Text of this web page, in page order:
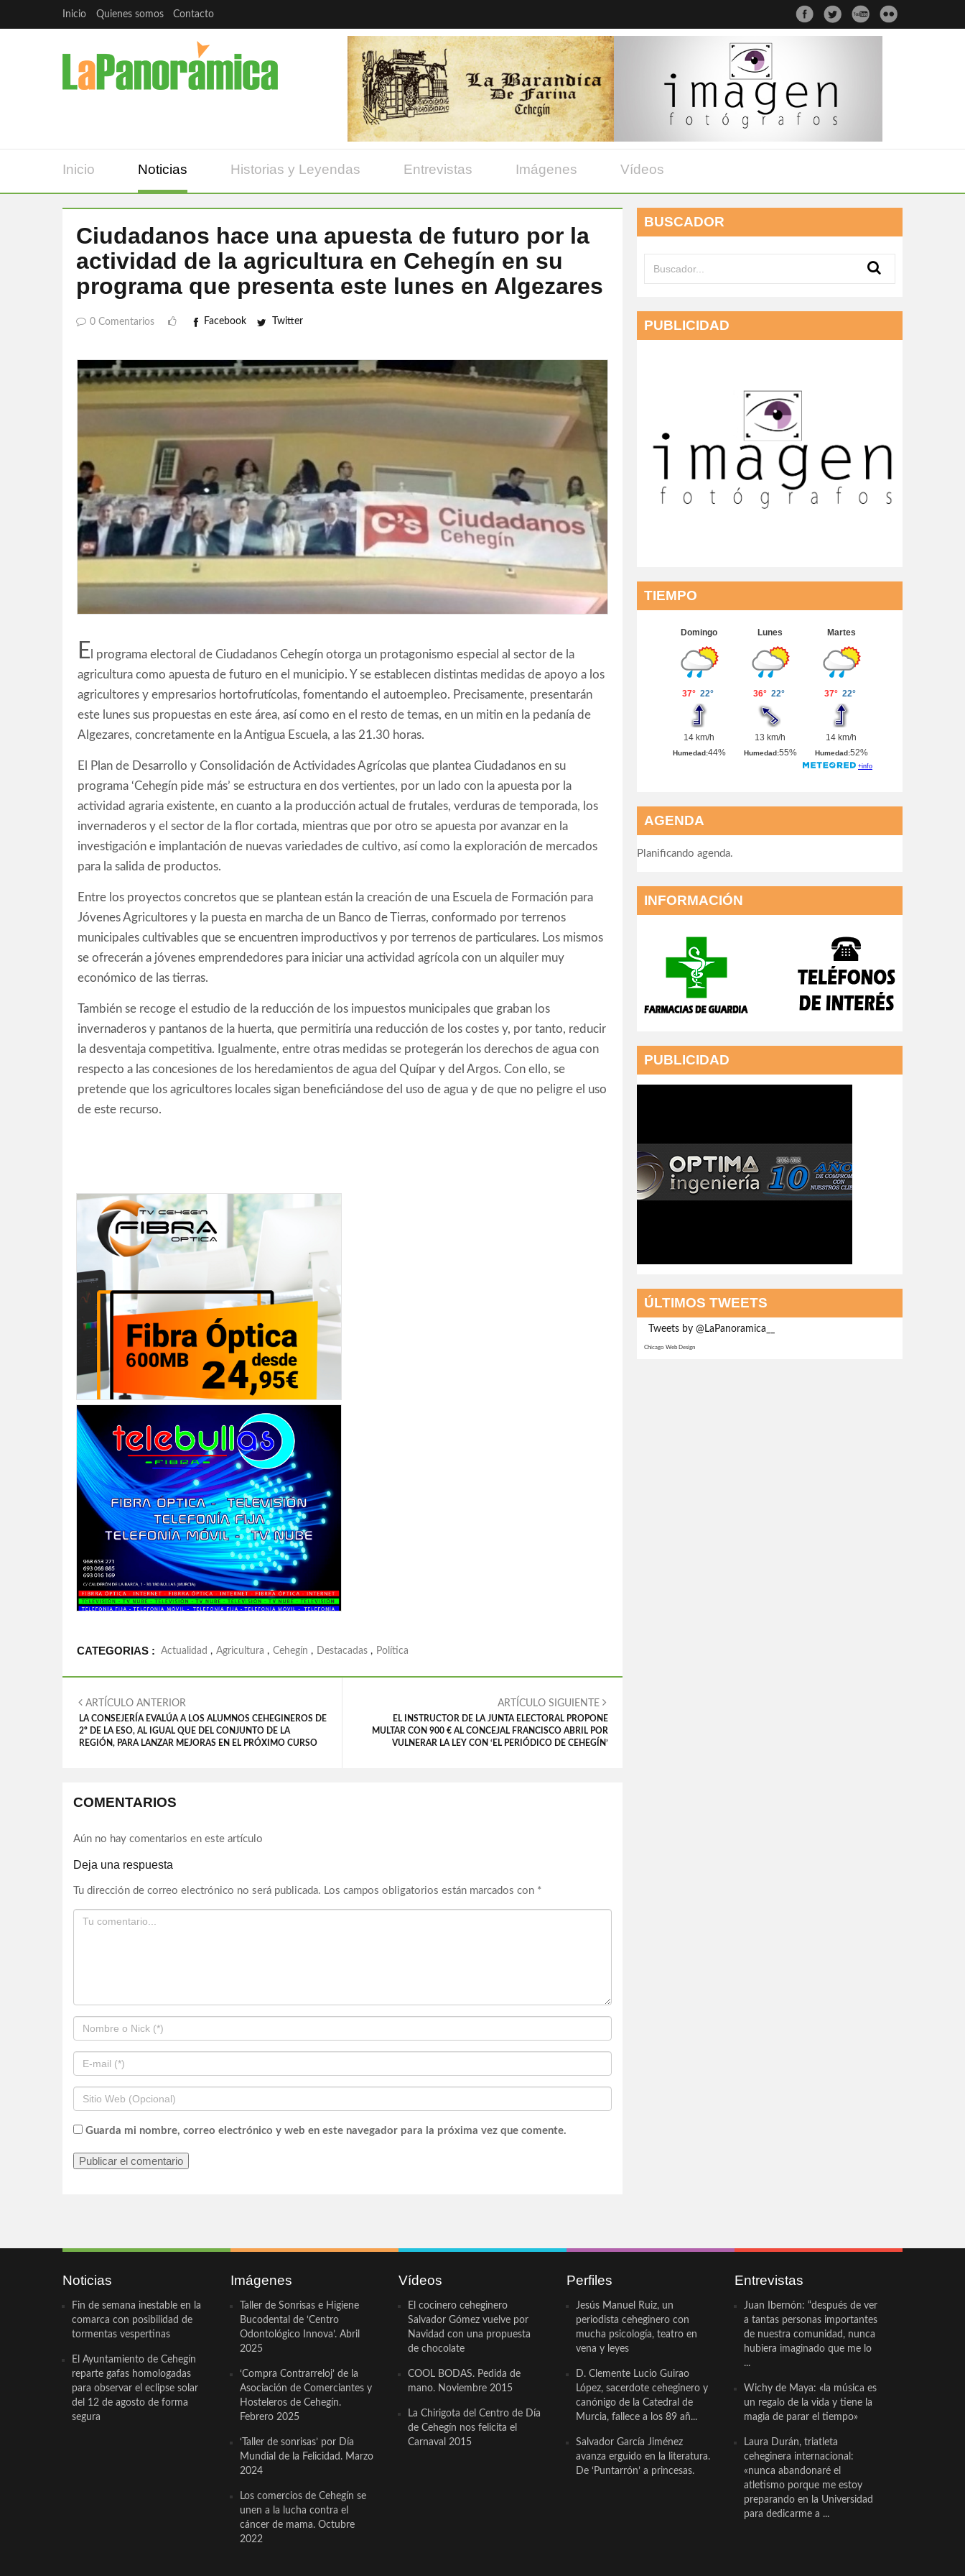
Inicio Quienes somos Contacto
Inicio Noticias Historias y Leyendas Entrevistas Imágenes Vídeos
Ciudadanos hace una apuesta de futuro por la
actividad de la agricultura en Cehegín en su
programa que presenta este lunes en Algezares
0 Comentarios Facebook Twitter
E l programa electoral de Ciudadanos Cehegín otorga un protagonismo especial al sector de la
agricultura como apuesta de futuro en el municipio. Y se establecen distintas medidas de apoyo a los
agricultores y empresarios hortofrutícolas, fomentando el autoempleo. Precisamente, presentarán
este lunes sus propuestas en este área, así como en el resto de temas, en un mitin en la pedanía de
Algezares, concretamente en la Antigua Escuela, a las 21.30 horas.
El Plan de Desarrollo y Consolidación de Actividades Agrícolas que plantea Ciudadanos en su
programa ‘Cehegín pide más’ se estructura en dos vertientes, por un lado con la apuesta por la
actividad agraria existente, en cuanto a la producción actual de frutales, verduras de temporada, los
invernaderos y el sector de la flor cortada, mientras que por otro se apuesta por avanzar en la
investigación e implantación de nuevas variedades de cultivo, así como la exploración de mercados
para la salida de productos.
Entre los proyectos concretos que se plantean están la creación de una Escuela de Formación para
Jóvenes Agricultores y la puesta en marcha de un Banco de Tierras, conformado por terrenos
municipales cultivables que se encuentren improductivos y por terrenos de particulares. Los mismos
se ofrecerán a jóvenes emprendedores para iniciar una actividad agrícola con un alquiler muy
económico de las tierras.
También se recoge el estudio de la reducción de los impuestos municipales que graban los
invernaderos y pantanos de la huerta, que permitiría una reducción de los costes y, por tanto, reducir
la desventaja competitiva. Igualmente, entre otras medidas se protegerán los derechos de agua con
respecto a las concesiones de los heredamientos de agua del Quípar y del Argos. Con ello, se
pretende que los agricultores locales sigan beneficiándose del uso de agua y de que no peligre el uso
de este recurso.
CATEGORIAS : Actualidad , Agricultura , Cehegín , Destacadas , Política
ARTÍCULO ANTERIOR
LA CONSEJERÍA EVALÚA A LOS ALUMNOS CEHEGINEROS DE
2º DE LA ESO, AL IGUAL QUE DEL CONJUNTO DE LA
REGIÓN, PARA LANZAR MEJORAS EN EL PRÓXIMO CURSO
ARTÍCULO SIGUIENTE
EL INSTRUCTOR DE LA JUNTA ELECTORAL PROPONE
MULTAR CON 900 € AL CONCEJAL FRANCISCO ABRIL POR
VULNERAR LA LEY CON ‘EL PERIÓDICO DE CEHEGÍN’
COMENTARIOS
Aún no hay comentarios en este artículo
Deja una respuesta
Tu dirección de correo electrónico no será publicada. Los campos obligatorios están marcados con *
Guarda mi nombre, correo electrónico y web en este navegador para la próxima vez que comente.
BUSCADOR
PUBLICIDAD
TIEMPO
AGENDA
Planificando agenda.
INFORMACIÓN
PUBLICIDAD
ÚLTIMOS TWEETS
Tweets by @LaPanoramica__
Chicago Web Design
Noticias
Fin de semana inestable en la
comarca con posibilidad de
tormentas vespertinas
El Ayuntamiento de Cehegín
reparte gafas homologadas
para observar el eclipse solar
del 12 de agosto de forma
segura
Imágenes
Taller de Sonrisas e Higiene
Bucodental de ‘Centro
Odontológico Innova’. Abril
2025
‘Compra Contrarreloj’ de la
Asociación de Comerciantes y
Hosteleros de Cehegín.
Febrero 2025
‘Taller de sonrisas’ por Día
Mundial de la Felicidad. Marzo
2024
Los comercios de Cehegín se
unen a la lucha contra el
cáncer de mama. Octubre
2022
Vídeos
El cocinero ceheginero
Salvador Gómez vuelve por
Navidad con una propuesta
de chocolate
COOL BODAS. Pedida de
mano. Noviembre 2015
La Chirigota del Centro de Día
de Cehegín nos felicita el
Carnaval 2015
Perfiles
Jesús Manuel Ruiz, un
periodista ceheginero con
mucha psicología, teatro en
vena y leyes
D. Clemente Lucio Guirao
López, sacerdote ceheginero y
canónigo de la Catedral de
Murcia, fallece a los 89 añ...
Salvador García Jiménez
avanza erguido en la literatura.
De ‘Puntarrón’ a princesas.
Entrevistas
Juan Ibernón: “después de ver
a tantas personas importantes
de nuestra comunidad, nunca
hubiera imaginado que me lo
...
Wichy de Maya: «la música es
un regalo de la vida y tiene la
magia de parar el tiempo»
Laura Durán, triatleta
ceheginera internacional:
«nunca abandonaré el
atletismo porque me estoy
preparando en la Universidad
para dedicarme a ...